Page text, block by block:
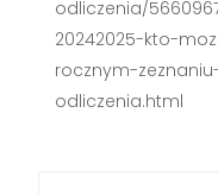
odliczenia/
20242025-kto-
rocznym-
odliczenia.html